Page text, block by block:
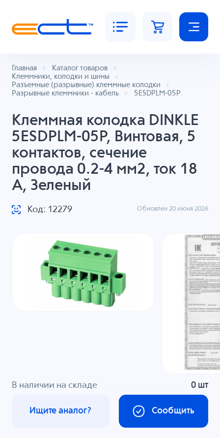
Главная
Каталог товаров
Клеммники, колодки и шины
Разъемные (разрывные) клеммные колодки
Разрывные клеммники - кабель
5ESDPLM-05P
Клеммная колодка DINKLE
5ESDPLM-05P, Винтовая, 5
контактов, сечение
провода 0.2-4 мм2, ток 18
A, Зеленый
Код: 12279 Обновлен 20 июня 2026
В наличии на складе 0 шт
Сообщить
Ищите аналог?